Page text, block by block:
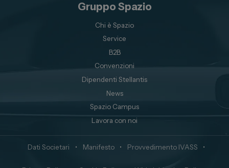
Gruppo Spazio
Chi è Spazio
Service
B2B
Convenzioni
Dipendenti Stellantis
News
Spazio Campus
Lavora con noi
Dati Societari • Manifesto • Provvedimento IVASS •